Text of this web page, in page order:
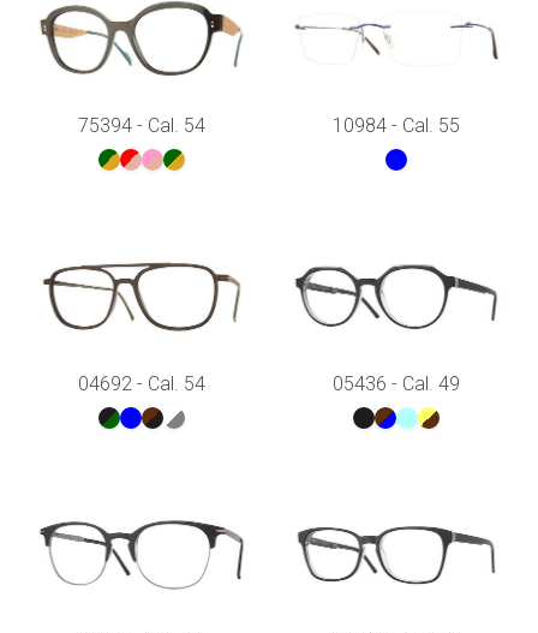
75394 - Cal. 54 10984 - Cal. 55
04692 - Cal. 54 05436 - Cal. 49